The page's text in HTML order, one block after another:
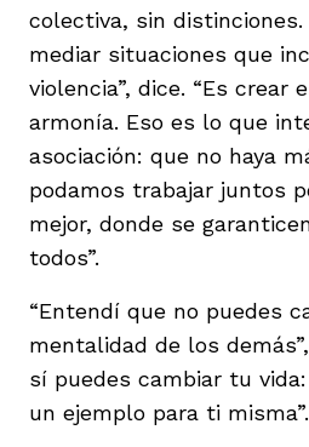
colectiva, sin
mediar situaciones que
violencia”, dice. “Es crear
armonía. Eso es lo que
asociación: que no haya
podamos trabajar juntos
mejor, donde se
todos”.
“Entendí que no puedes
mentalidad de los
sí puedes cambiar tu
un ejemplo para ti misma”.